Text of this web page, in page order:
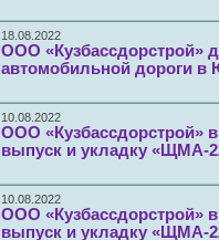
18.08.2022
ООО «Кузбассдорстрой»
автомобильной дороги в
10.08.2022
ООО «Кузбассдорстрой»
выпуск и укладку «ЩМА-
10.08.2022
ООО «Кузбассдорстрой»
выпуск и укладку «ЩМА-